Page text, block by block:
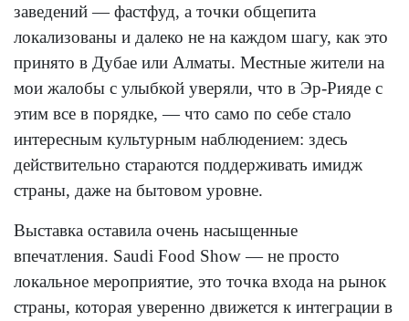
заведений — фастфуд, а точки общепита
локализованы и далеко не на каждом шагу, как это
принято в Дубае или Алматы. Местные жители на
мои жалобы с улыбкой уверяли, что в Эр-Рияде с
этим все в порядке, — что само по себе стало
интересным культурным наблюдением: здесь
действительно стараются поддерживать имидж
страны, даже на бытовом уровне.
Выставка оставила очень насыщенные
впечатления. Saudi Food Show — не просто
локальное мероприятие, это точка входа на рынок
страны, которая уверенно движется к интеграции в